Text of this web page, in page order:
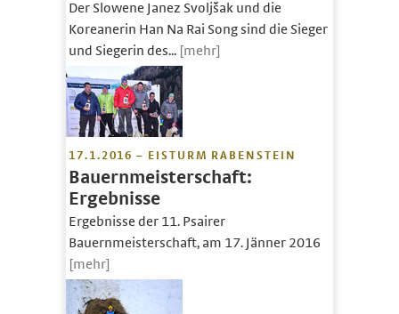
Der Slowene Janez Svoljšak und die
Koreanerin Han Na Rai Song sind die Sieger
und Siegerin des... [mehr]
17.1.2016 – EISTURM RABENSTEIN
Bauernmeisterschaft:
Ergebnisse
Ergebnisse der 11. Psairer
Bauernmeisterschaft, am 17. Jänner 2016
[mehr]